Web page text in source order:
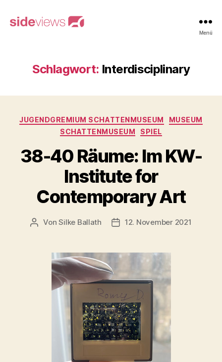
Menü
Schlagwort: Interdisciplinary
Kategorien
JUGENDGREMIUM SCHATTENMUSEUM
MUSEUM
SCHATTENMUSEUM
SPIEL
38-40 Räume: Im KW-
Institute for
Contemporary Art
Beitragsautor
VonSilke Ballath Beitragsdatum
12. November 2021